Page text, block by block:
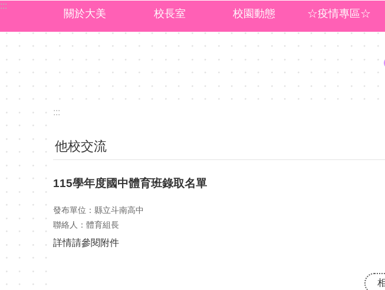
跳到主要內容區塊
:::
關於大美 校長室 校園動態 ☆疫情專區☆
:::
他校交流
115學年度國中體育班錄取名單
發布單位：縣立斗南高中
聯絡人：體育組長
詳情請參閱附件